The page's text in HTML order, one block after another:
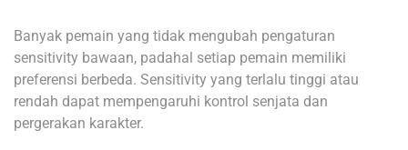
Banyak pemain yang tidak mengubah pengaturan
sensitivity bawaan, padahal setiap pemain memiliki
preferensi berbeda. Sensitivity yang terlalu tinggi atau
rendah dapat mempengaruhi kontrol senjata dan
pergerakan karakter.